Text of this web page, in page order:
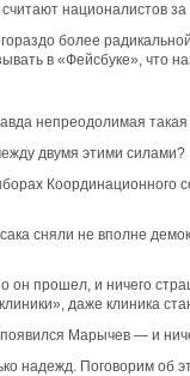
националистов
более
в «Фейсбуке»,
непреодолимая
двумя этими силами?
Координационного
сняли не вполне
прошел, и ничего
даже клиника
Марычев — и
надежд. Поговорим об